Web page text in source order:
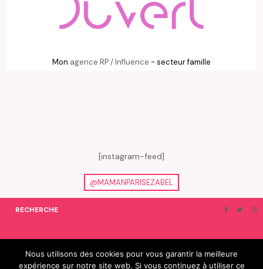
Mon agence RP / Influence - secteur famille
[instagram-feed]
@MAMANPARISEZABEL
RECHERCHE
ON EN PARLE… BLOGROLL
Nous utilisons des cookies pour vous garantir la meilleure
expérience sur notre site web. Si vous continuez à utiliser ce